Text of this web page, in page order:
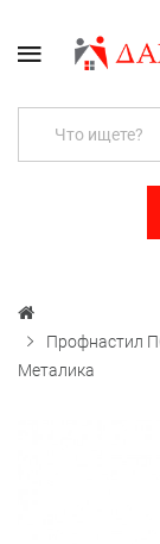
Профнастил
Металика